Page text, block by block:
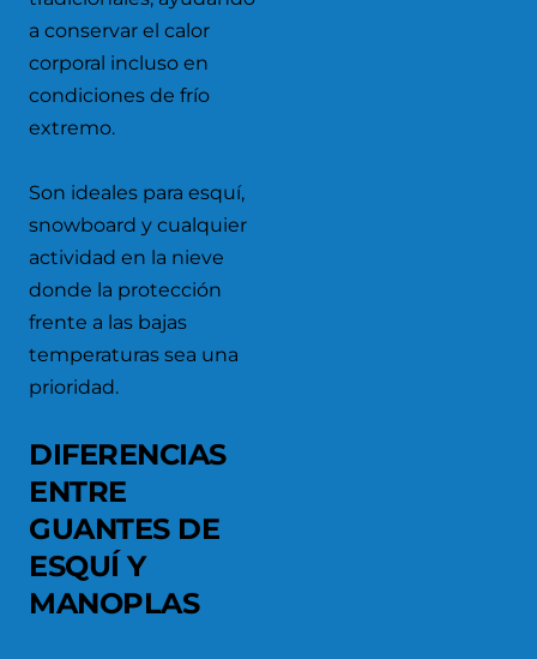
a conservar el calor
corporal incluso en
condiciones de frío
extremo.
Son ideales para esquí,
snowboard y cualquier
actividad en la nieve
donde la protección
frente a las bajas
temperaturas sea una
prioridad.
DIFERENCIAS
ENTRE
GUANTES DE
ESQUÍ Y
MANOPLAS